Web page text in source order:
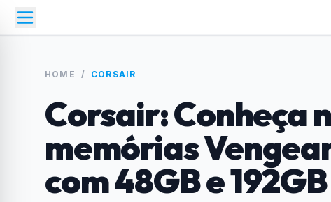
HOME / CORSAIR
Corsair: Conheça
memórias
com 48GB e 192GB